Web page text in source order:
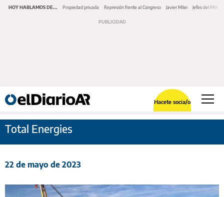
HOY HABLAMOS DE... Propiedad privada Represión frente al Congreso Javier Milei Jefes del PAMI
Hacete socia/o
Total Energies
22 de mayo de 2023